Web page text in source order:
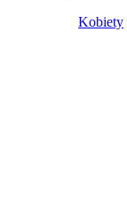
Kobiety